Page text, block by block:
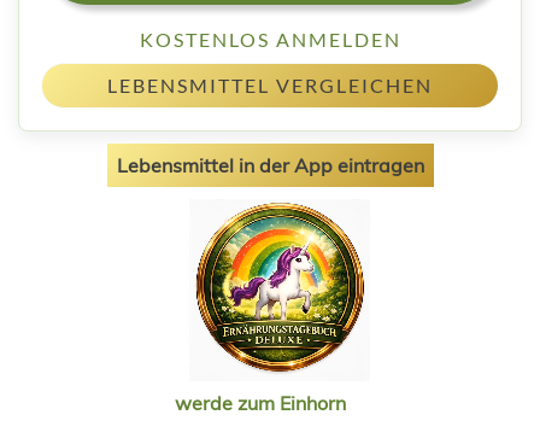
KOSTENLOS ANMELDEN
LEBENSMITTEL VERGLEICHEN
Lebensmittel in der App eintragen
werde zum Einhorn